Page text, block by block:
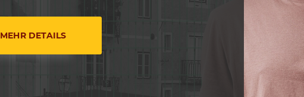
MEHR DETAILS